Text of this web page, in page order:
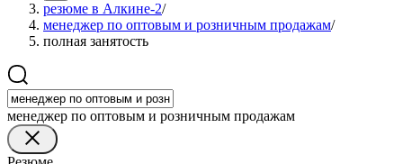
резюме в Алкине-2/
менеджер по оптовым и розничным продажам/
полная занятость
менеджер по оптовым и розничным продажам